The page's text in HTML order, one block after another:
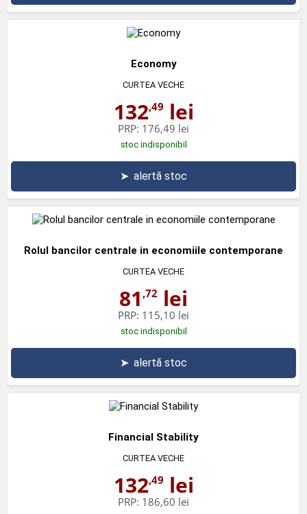
Economy
CURTEA VECHE
132,49 lei
PRP: 176,49 lei
stoc indisponibil
➤ alertă stoc
Rolul bancilor centrale in economiile contemporane
CURTEA VECHE
81 ,72 lei
PRP: 115,10 lei
stoc indisponibil
➤ alertă stoc
Financial Stability
CURTEA VECHE
132,49 lei
PRP: 186,60 lei